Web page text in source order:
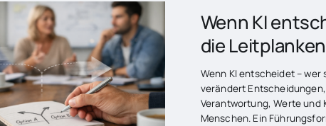
& SEMINARE
Wenn KI
die
Wenn KI entscheidet – wer
verändert
Verantwortung, Werte und
Menschen. Ein